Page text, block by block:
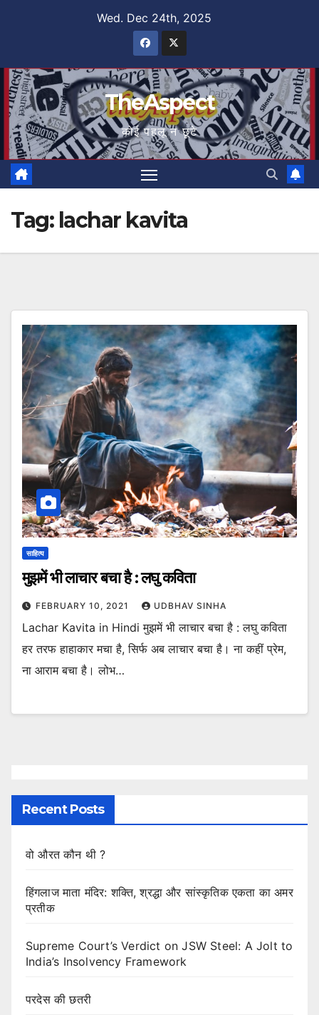
Wed. Dec 24th, 2025
TheAspect
कोई पहलू न छूटे
Tag: lachar kavita
साहित्य
मुझमें भी लाचार बचा है : लघु कविता
FEBRUARY 10, 2021 UDBHAV SINHA
Lachar Kavita in Hindi मुझमें भी लाचार बचा है : लघु कविता
हर तरफ हाहाकार मचा है, सिर्फ अब लाचार बचा है। ना कहीं प्रेम,
ना आराम बचा है। लोभ…
Recent Posts
वो औरत कौन थी ?
हिंगलाज माता मंदिर: शक्ति, श्रद्धा और सांस्कृतिक एकता का अमर
प्रतीक
Supreme Court’s Verdict on JSW Steel: A Jolt to
India’s Insolvency Framework
परदेस की छतरी